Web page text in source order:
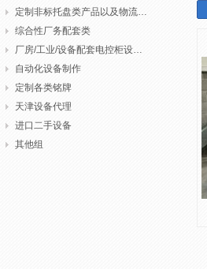
定制非标托盘类产品以及物流包装
综合性厂务配套类
厂房/工业/设备配套电控柜设计制作调试
自动化设备制作
定制各类铭牌
天津设备代理
进口二手设备
其他组